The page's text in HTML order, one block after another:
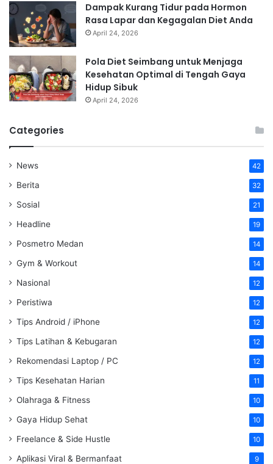
Dampak Kurang Tidur pada Hormon
Rasa Lapar dan Kegagalan Diet Anda
April 24, 2026
Pola Diet Seimbang untuk Menjaga
Kesehatan Optimal di Tengah Gaya
Hidup Sibuk
April 24, 2026
Categories
News 42
Berita 32
Sosial 21
Headline 19
Posmetro Medan 14
Gym & Workout 14
Nasional 12
Peristiwa 12
Tips Android / iPhone 12
Tips Latihan & Kebugaran 12
Rekomendasi Laptop / PC 12
Tips Kesehatan Harian 11
Olahraga & Fitness 10
Gaya Hidup Sehat 10
Freelance & Side Hustle 10
Aplikasi Viral & Bermanfaat 9